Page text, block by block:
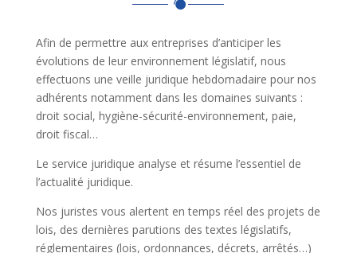
Afin de permettre aux entreprises d’anticiper les
évolutions de leur environnement législatif, nous
effectuons une veille juridique hebdomadaire pour nos
adhérents notamment dans les domaines suivants :
droit social, hygiène-sécurité-environnement, paie,
droit fiscal…
Le service juridique analyse et résume l’essentiel de
l’actualité juridique.
Nos juristes vous alertent en temps réel des projets de
lois, des dernières parutions des textes législatifs,
réglementaires (lois, ordonnances, décrets, arrêtés…)